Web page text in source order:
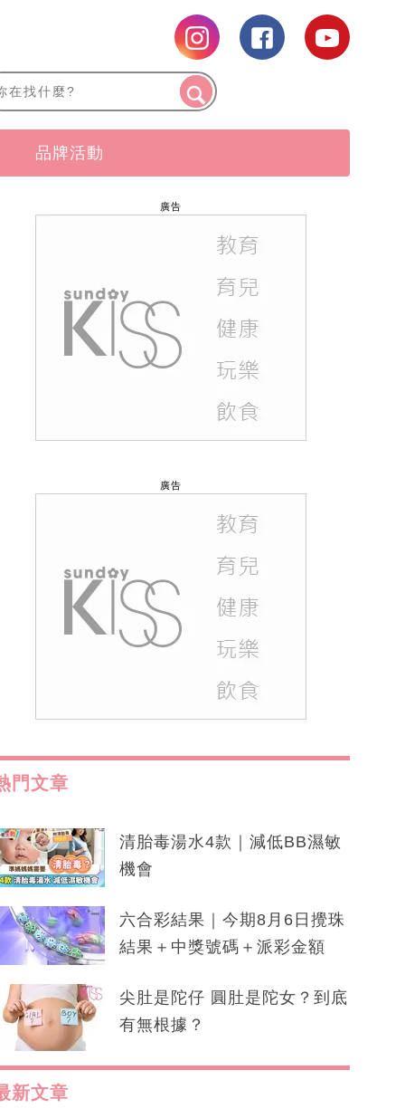
品牌活動
廣告
廣告
門文章
清胎毒湯水4款｜減低BB濕敏
機會
六合彩結果｜今期8月6日攪珠
結果＋中獎號碼＋派彩金額
尖肚是陀仔 圓肚是陀女？到底
有無根據？
新文章